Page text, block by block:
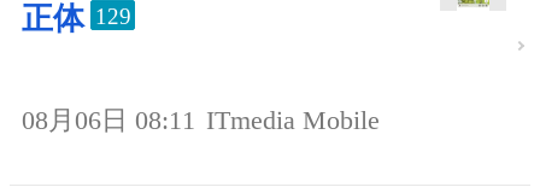
正体 129
08月06日 08:11 ITmedia Mobile